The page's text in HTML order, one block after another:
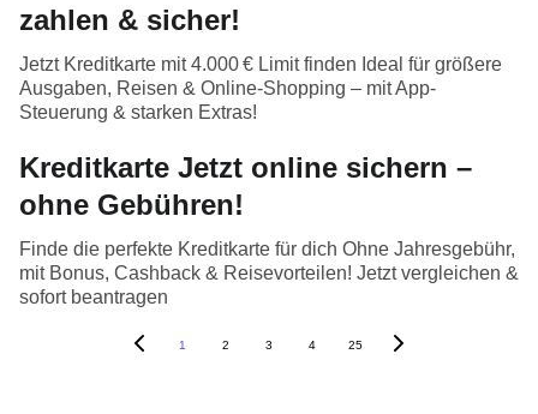
zahlen & sicher!
Jetzt Kreditkarte mit 4.000 € Limit finden Ideal für größere
Ausgaben, Reisen & Online-Shopping – mit App-
Steuerung & starken Extras!
Kreditkarte Jetzt online sichern –
ohne Gebühren!
Finde die perfekte Kreditkarte für dich Ohne Jahresgebühr,
mit Bonus, Cashback & Reisevorteilen! Jetzt vergleichen &
sofort beantragen
1 2 3 4 25